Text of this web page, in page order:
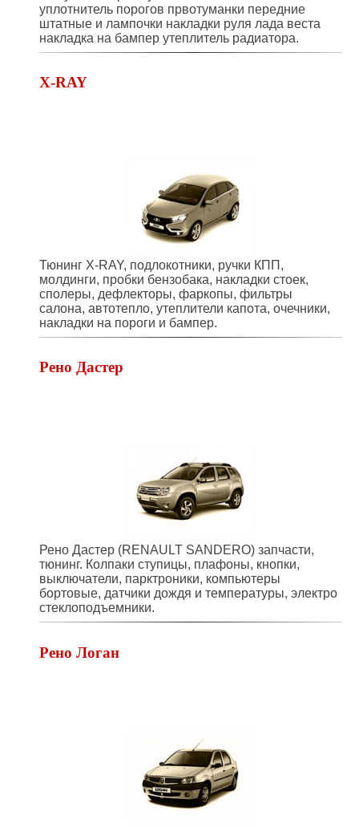
уплотнитель порогов првотуманки передние
штатные и лампочки накладки руля лада веста
накладка на бампер утеплитель радиатора.
X-RAY
Тюнинг X-RAY, подлокотники, ручки КПП,
молдинги, пробки бензобака, накладки стоек,
сполеры, дефлекторы, фаркопы, фильтры
салона, автотепло, утеплители капота, очечники,
накладки на пороги и бампер.
Рено Дастер
Рено Дастер (RENAULT SANDERO) запчасти,
тюнинг. Колпаки ступицы, плафоны, кнопки,
выключатели, парктроники, компьютеры
бортовые, датчики дождя и температуры, электро
стеклоподъемники.
Рено Логан